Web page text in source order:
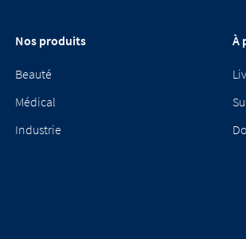
Nos produits
Beauté
Médical
Industrie
À